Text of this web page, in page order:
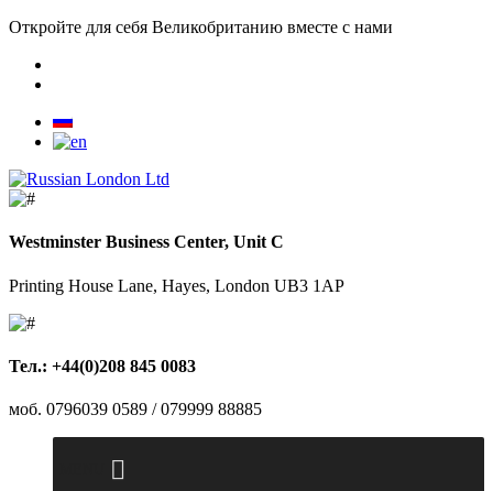
Откройте для себя Великобританию вместе с нами
Westminster Business Center, Unit C
Printing House Lane, Hayes, London UB3 1AP
Тел.: +44(0)208 845 0083
моб. 0796039 0589 / 079999 88885